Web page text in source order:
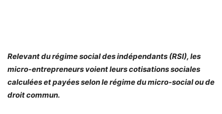
Relevant du régime social des indépendants (RSI), les
micro-entrepreneurs voient leurs cotisations sociales
calculées et payées selon le régime du micro-social ou de
droit commun.